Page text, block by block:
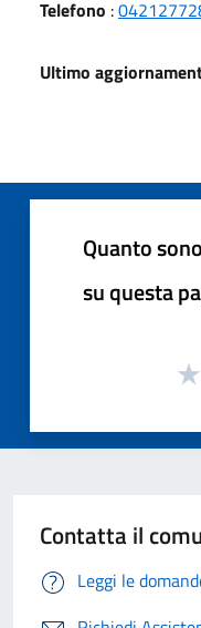
Telefono :
Ultimo
Quanto
su questa
Contatta il
Leggi le